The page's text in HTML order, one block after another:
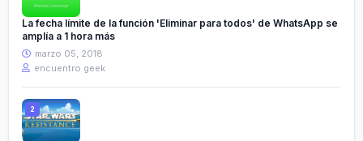
La fecha límite de la función 'Eliminar para todos' de WhatsApp se
amplía a 1 hora más
marzo 05, 2018
encuentro geek